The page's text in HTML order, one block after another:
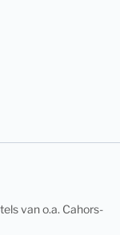
van o.a. Cahors-